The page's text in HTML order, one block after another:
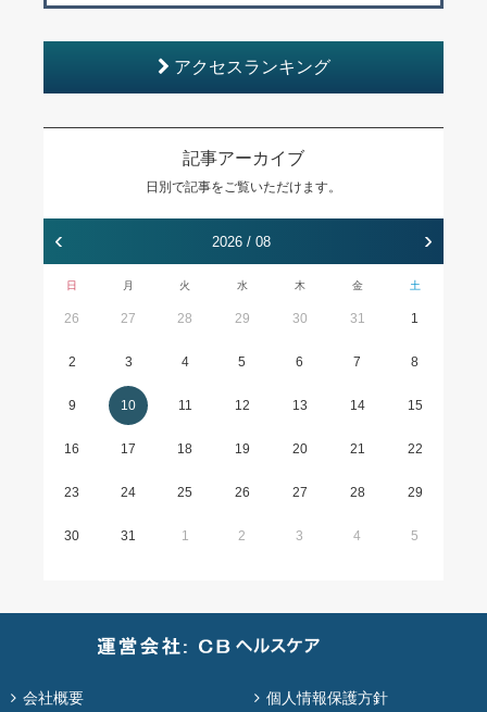
アクセスランキング
記事アーカイブ
日別で記事をご覧いただけます。
‹ 2026 / 08 ›
日 月 火 水 木 金 土
26 27 28 29 30 31 1
2 3 4 5 6 7 8
9 10 11 12 13 14 15
16 17 18 19 20 21 22
23 24 25 26 27 28 29
30 31 1 2 3 4 5
会社概要 個人情報保護方針